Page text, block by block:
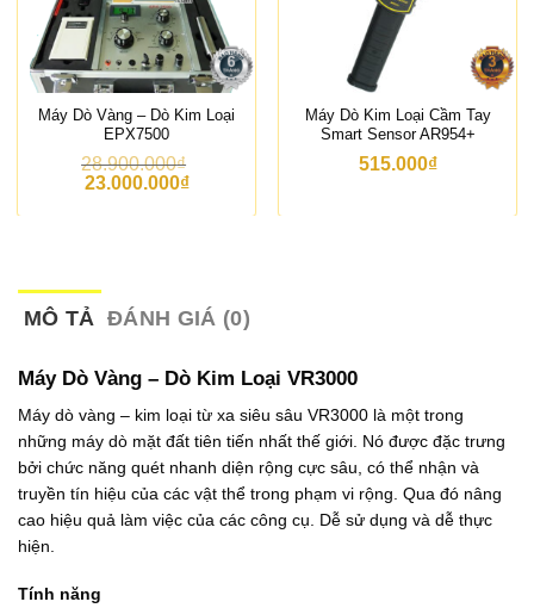
Máy Dò Vàng – Dò Kim Loại
EPX7500
28.900.000₫
G
l
à
8
.
9
0
.
0
0
0
23.000.000₫G
t
l
à
:
3
.
0
0
0
Máy Dò Kim Loại Cầm Tay
Smart Sensor AR954+
515.000₫
MÔ TẢ ĐÁNH GIÁ (0)
Máy Dò Vàng – Dò Kim Loại VR3000
Máy dò vàng – kim loại từ xa siêu sâu VR3000 là một trong
những máy dò mặt đất tiên tiến nhất thế giới. Nó được đặc trưng
bởi chức năng quét nhanh diện rộng cực sâu, có thể nhận và
truyền tín hiệu của các vật thể trong phạm vi rộng. Qua đó nâng
cao hiệu quả làm việc của các công cụ. Dễ sử dụng và dễ thực
hiện.
Tính năng